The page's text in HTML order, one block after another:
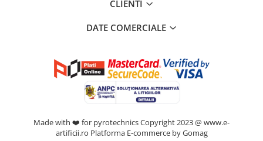
CLIENTI
DATE COMERCIALE
Made with ❤️ for pyrotechnics Copyright 2023 @ www.e-
artificii.ro Platforma E-commerce by Gomag